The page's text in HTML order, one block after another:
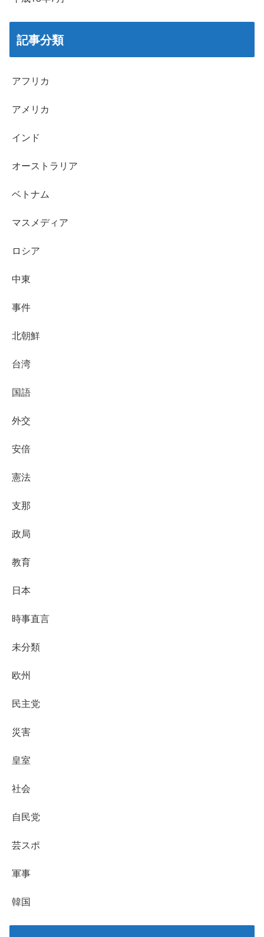
記事分類
アフリカ
アメリカ
インド
オーストラリア
ベトナム
マスメディア
ロシア
中東
事件
北朝鮮
台湾
国語
外交
安倍
憲法
支那
政局
教育
日本
時事直言
未分類
欧州
民主党
災害
皇室
社会
自民党
芸スポ
軍事
韓国